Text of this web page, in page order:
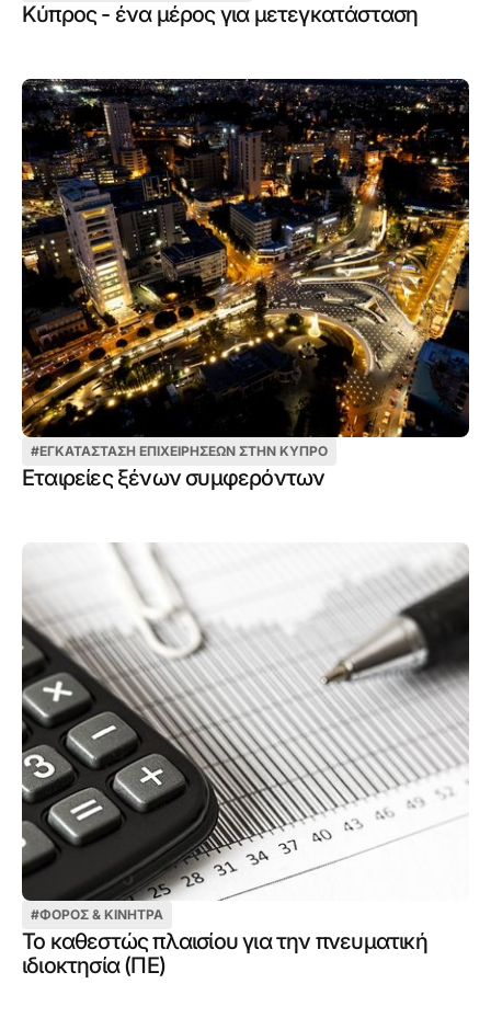
Κύπρος - ένα μέρος για μετεγκατάσταση
#ΕΓΚΑΤΆΣΤΑΣΗ ΕΠΙΧΕΙΡΉΣΕΩΝ ΣΤΗΝ ΚΎΠΡΟ
Εταιρείες ξένων συμφερόντων
#ΦΌΡΟΣ & ΚΊΝΗΤΡΑ
Το καθεστώς πλαισίου για την πνευματική
ιδιοκτησία (ΠΕ)